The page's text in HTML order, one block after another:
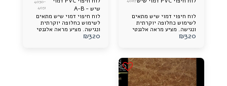
לוח חיפוי דמוי שיש מתאים
לשימוש כחלופה יוקרתית
ונגישה. מציע מראה אלגנטי
ותוספת עיצובית מרשימה
₪320
שיש - A-B
4030-
4031
לוח חיפוי דמוי שיש מתאים
לשימוש כחלופה יוקרתית
ונגישה. מציע מראה אלגנטי
ותוספת עיצובית מרשימה
₪320